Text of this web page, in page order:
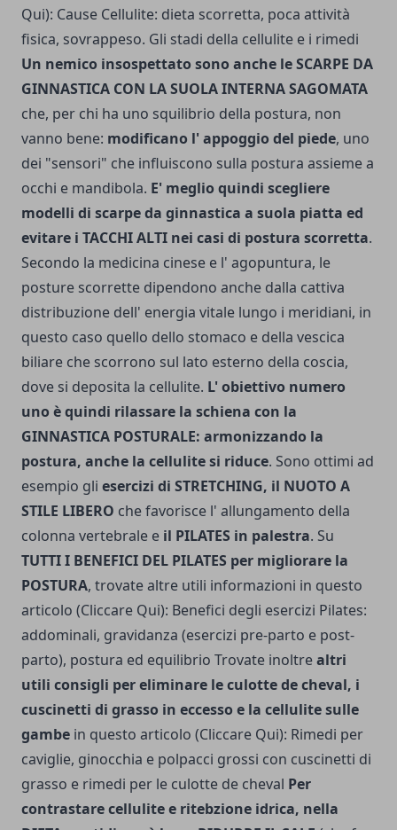
Qui): Cause Cellulite: dieta scorretta, poca attività
fisica, sovrappeso. Gli stadi della cellulite e i rimedi
Un nemico inso­spettato sono anche le SCARPE DA
GINNASTICA CON LA SUOLA INTERNA SAGOMATA
che, per chi ha uno squilibrio della postura, non
vanno bene: modificano l' appoggio del piede, uno
dei "sensori" che influi­scono sulla postura assieme a
oc­chi e mandibola. E' meglio quindi scegliere
modelli di scarpe da ginnastica a suola piatta ed
evitare i TACCHI ALTI nei casi di postura scorretta.
Secondo la medicina cinese e l' agopuntura, le
posture scorrette dipendono anche dalla cattiva
distribuzione dell' ener­gia vitale lungo i meridiani, in
questo caso quello dello stomaco e della vescica
biliare che scorro­no sul lato esterno della coscia,
dove si deposita la cellulite. L' obiettivo numero
uno è quindi rilassare la schiena con la
GINNASTICA POSTURALE: armonizzando la
postura, anche la cellulite si riduce. Sono ottimi ad
esempio gli esercizi di STRETCHING, il NUOTO A
STILE LIBERO che favorisce l' allungamento della
colonna vertebrale e il PILATES in palestra. Su
TUTTI I BENEFICI DEL PILATES per migliorare la
POSTURA, trovate altre utili informazioni in questo
articolo (Cliccare Qui): Benefici degli esercizi Pilates:
addominali, gravidanza (esercizi pre-parto e post-
parto), postura ed equilibrio Trovate inoltrealtri
utili consigli per eliminare le culotte de cheval, i
cuscinetti di grasso in eccesso e la cellulite sulle
gambe in questo articolo (Cliccare Qui): Rimedi per
caviglie, ginocchia e polpacci grossi con cuscinetti di
grasso e rimedi per le culotte de cheval Per
contrastare cellulite e ritebzione idrica, nella